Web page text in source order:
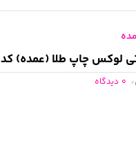
چاپ طلا (عمده) کد 625
0 دیدگاه